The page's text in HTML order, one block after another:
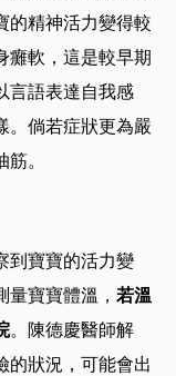
的精神活力變得較
癱軟，這是較早期
言語表達自我感
。倘若症狀更為嚴
。
到寶寶的活力變
量寶寶體溫，若溫
。陳德慶醫師解
的狀況，可能會出